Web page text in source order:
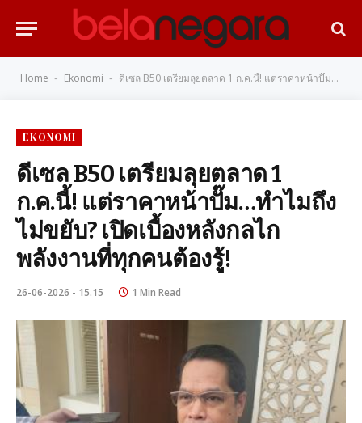
Home - Ekonomi - ดีเซล B50 เตรียมลุยตลาด 1 ก.ค.นี้! แต่ราคาหน้าปั๊ม…ทำไมถึงไม่ขยับ? เปิดเบื้องหลังกลไกพลังงานที่ทุกคนต้องรู้!
EKONOMI
ดีเซล B50 เตรียมลุยตลาด 1
ก.ค.นี้! แต่ราคาหน้าปั๊ม…ทำไมถึง
ไม่ขยับ? เปิดเบื้องหลังกลไก
พลังงานที่ทุกคนต้องรู้!
26-06-2026 - 15.15 1 Min Read